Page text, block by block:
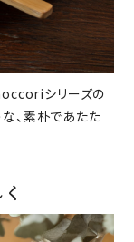
シリーズの
、素朴であたた